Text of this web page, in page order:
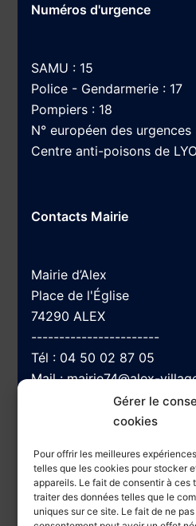
Gérer le
cookies
Pour offrir les meilleures
telles que les cookies pour stocker
appareils. Le fait de consentir à ces
traiter des données telles que le
uniques sur ce site. Le fait de ne
Numéros d'urgence
SAMU : 15
Police - Gendarmerie : 17
Pompiers : 18
N° européen des urgences
Centre anti-poisons de
Contacts Mairie
Mairie d’Alex
Place de l'Église
74290 ALEX
-----------------------
Tél : 04 50 02 87 05
Mail :mairie74@alex-
Accessibilité
Plan du site